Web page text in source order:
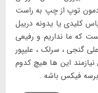
توپ از چپ به راست
کلیدی یا یدونه دریبل
که ما نداریم و رفیعی
گنجی ، سرلک ، علیپور
این ها هیچ کدوم
فیکس باشه .